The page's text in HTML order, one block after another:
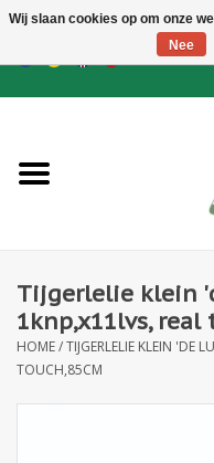
EUR/GBP/
NIEUW
Binderij
Kunstbloemen
Tijgerlelie klein
1knp,x11lvs, real
HOME/TIJGERLELIE KLEIN 'DE
TOUCH,85CM
Wij slaan cookies op om onze
Nee